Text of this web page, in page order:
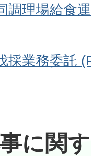
調理場給食
採業務委託
に関